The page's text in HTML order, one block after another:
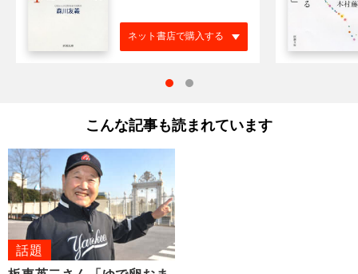
ネット書店で購入する
こんな記事も読まれています
話題